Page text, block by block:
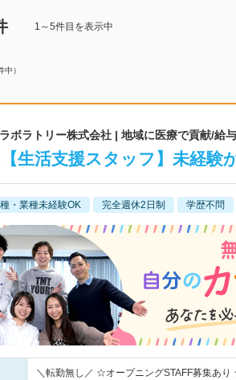
1～5件目を表示中
中）
ボラトリー株式会社 | 地域に医療で貢献/給
【生活支援スタッフ】未経
・業種未経験OK 完全週休2日制 学歴不問
＼転勤無し／ ☆オープニングSTAFF募集あ